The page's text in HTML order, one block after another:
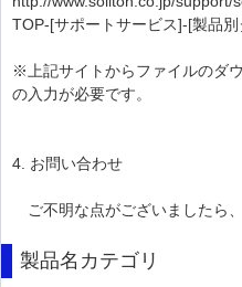
TOP-[サポートサービス]-[製品
※上記サイトからファイルのダ
の入力が必要です。
4. お問い合わせ
ご不明な点がございましたら
製品名カテゴリ